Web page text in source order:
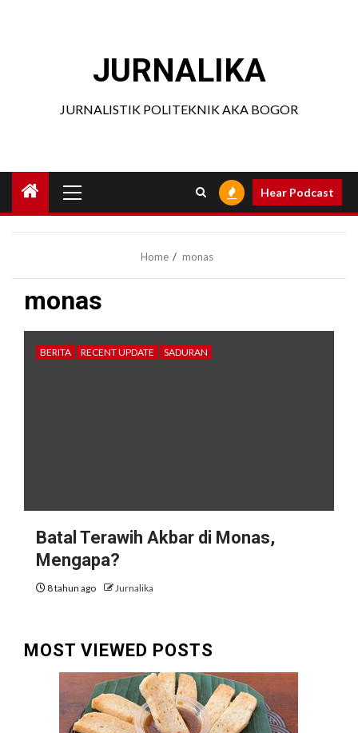
JURNALIKA
JURNALISTIK POLITEKNIK AKA BOGOR
Menu
Hear Podcast
Home monas
monas
BERITA RECENT UPDATE SADURAN
Batal Terawih Akbar di Monas,
Mengapa?
8 tahun ago Jurnalika
MOST VIEWED POSTS